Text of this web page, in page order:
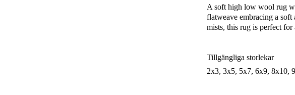
A soft high low wool rug
flatweave embracing a
mists, this rug is perfect
Tillgängliga storlekar
2x3, 3x5, 5x7, 6x9, 8x10,